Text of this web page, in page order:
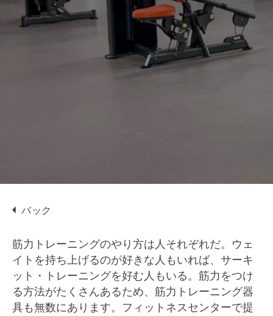
バック
筋力トレーニングのやり方は人それぞれだ。ウェ
イトを持ち上げるのが好きな人もいれば、サーキ
ット・トレーニングを好む人もいる。筋力をつけ
る方法がたくさんあるため、筋力トレーニング器
具も無数にあります。フィットネスセンターで提